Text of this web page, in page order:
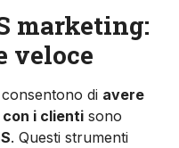
marketing:
veloce
di avere
i clienti sono
. Questi strumenti